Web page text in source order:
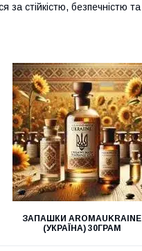
за стійкістю, безпечністю та
ЗАПАШКИ AROMAUKRAINE
(УКРАЇНА) 30ГРАМ